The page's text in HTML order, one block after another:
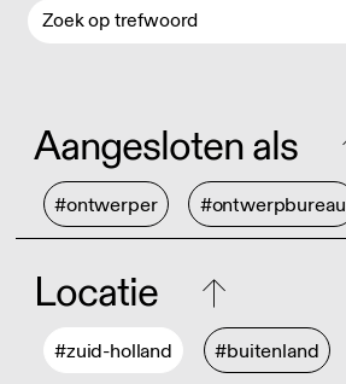
Aangesloten als
#ontwerper #ontwerpbureau
Locatie
#zuid-holland #buitenland